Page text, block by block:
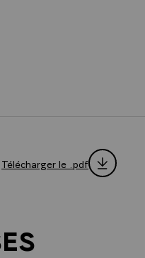
Télécharger le .pdf